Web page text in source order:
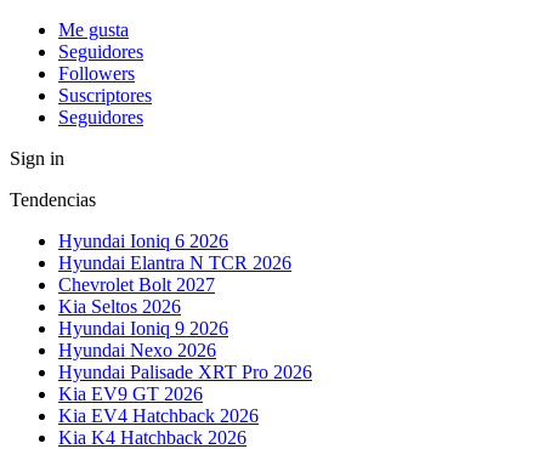
Me gusta
Seguidores
Followers
Suscriptores
Seguidores
Sign in
Tendencias
Hyundai Ioniq 6 2026
Hyundai Elantra N TCR 2026
Chevrolet Bolt 2027
Kia Seltos 2026
Hyundai Ioniq 9 2026
Hyundai Nexo 2026
Hyundai Palisade XRT Pro 2026
Kia EV9 GT 2026
Kia EV4 Hatchback 2026
Kia K4 Hatchback 2026